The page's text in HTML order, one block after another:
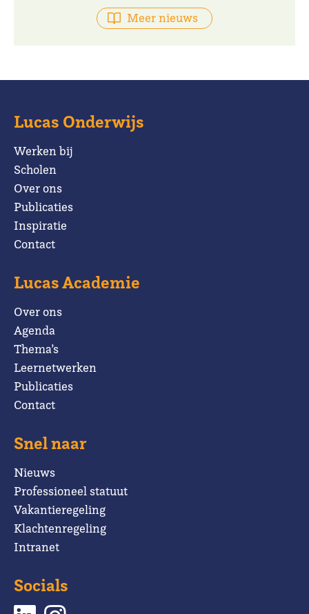
Meer nieuws
Lucas Onderwijs
Werken bij
Scholen
Over ons
Publicaties
Inspiratie
Contact
Lucas Academie
Over ons
Agenda
Thema’s
Leernetwerken
Publicaties
Contact
Snel naar
Nieuws
Professioneel statuut
Vakantieregeling
Klachtenregeling
Intranet
Socials